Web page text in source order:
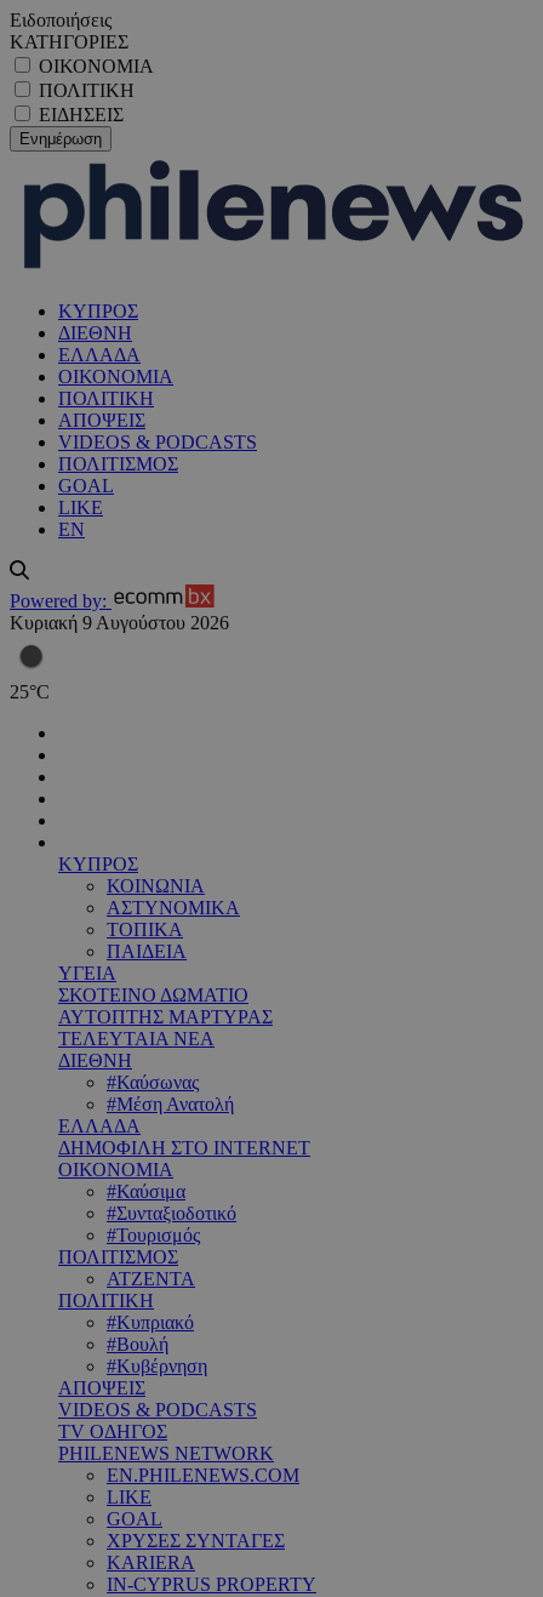
Ειδοποιήσεις
ΚΑΤΗΓΟΡΙΕΣ
ΟΙΚΟΝΟΜΙΑ
ΠΟΛΙΤΙΚΗ
ΕΙΔΗΣΕΙΣ
ΚΥΠΡΟΣ
ΔΙΕΘΝΗ
ΕΛΛΑΔΑ
ΟΙΚΟΝΟΜΙΑ
ΠΟΛΙΤΙΚΗ
ΑΠΟΨΕΙΣ
VIDEOS & PODCASTS
ΠΟΛΙΤΙΣΜΟΣ
GOAL
LIKE
EN
Powered by:
Κυριακή 9 Αυγούστου 2026
25°C
ΚΥΠΡΟΣ
ΚΟΙΝΩΝΙΑ
ΑΣΤΥΝΟΜΙΚΑ
ΤΟΠΙΚΑ
ΠΑΙΔΕΙΑ
ΥΓΕΙΑ
ΣΚΟΤΕΙΝΟ ΔΩΜΑΤΙΟ
ΑΥΤΟΠΤΗΣ ΜΑΡΤΥΡΑΣ
ΤΕΛΕΥΤΑΙΑ ΝΕΑ
ΔΙΕΘΝΗ
#Καύσωνας
#Μέση Ανατολή
ΕΛΛΑΔΑ
ΔΗΜΟΦΙΛΗ ΣΤΟ INTERNET
ΟΙΚΟΝΟΜΙΑ
#Καύσιμα
#Συνταξιοδοτικό
#Τουρισμός
ΠΟΛΙΤΙΣΜΟΣ
ΑΤΖΕΝΤΑ
ΠΟΛΙΤΙΚΗ
#Κυπριακό
#Βουλή
#Κυβέρνηση
ΑΠΟΨΕΙΣ
VIDEOS & PODCASTS
TV ΟΔΗΓΟΣ
PHILENEWS NETWORK
EN.PHILENEWS.COM
LIKE
GOAL
ΧΡΥΣΕΣ ΣΥΝΤΑΓΕΣ
KARIERA
IN-CYPRUS PROPERTY